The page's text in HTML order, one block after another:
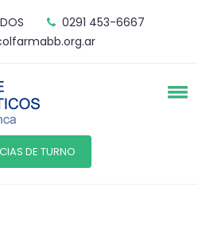
0291 453-6667
DE TURNO